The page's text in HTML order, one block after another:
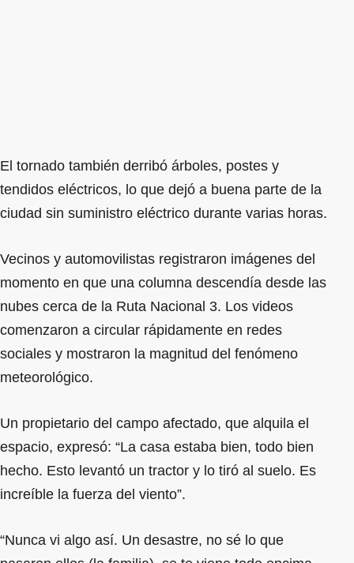
El tornado también derribó árboles, postes y
tendidos eléctricos, lo que dejó a buena parte de la
ciudad sin suministro eléctrico durante varias horas.
Vecinos y automovilistas registraron imágenes del
momento en que una columna descendía desde las
nubes cerca de la Ruta Nacional 3. Los videos
comenzaron a circular rápidamente en redes
sociales y mostraron la magnitud del fenómeno
meteorológico.
Un propietario del campo afectado, que alquila el
espacio, expresó: “La casa estaba bien, todo bien
hecho. Esto levantó un tractor y lo tiró al suelo. Es
increíble la fuerza del viento”.
“Nunca vi algo así. Un desastre, no sé lo que